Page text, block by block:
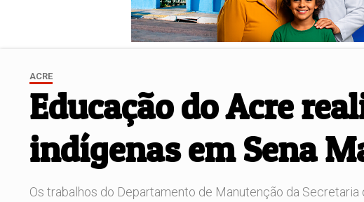
ACRE
Educação do Acre
indígenas em Sena
Os trabalhos do Departamento de Manutenção da Secretaria